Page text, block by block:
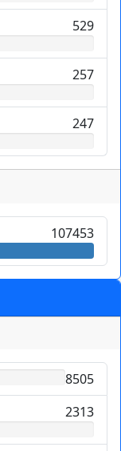
529
257
247
107453
8505
2313